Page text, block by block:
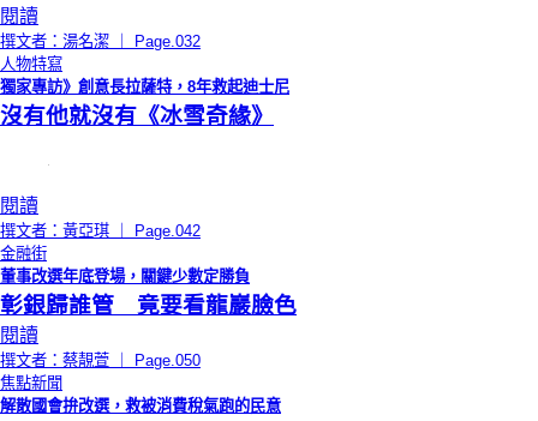
閱讀
撰文者：湯名潔 ｜ Page.032
人物特寫
獨家專訪》創意長拉薩特，8年救起迪士尼
沒有他就沒有《冰雪奇緣》
閱讀
撰文者：黃亞琪 ｜ Page.042
金融街
董事改選年底登場，關鍵少數定勝負
彰銀歸誰管 竟要看龍巖臉色
閱讀
撰文者：蔡靚萱 ｜ Page.050
焦點新聞
解散國會拚改選，救被消費稅氣跑的民意